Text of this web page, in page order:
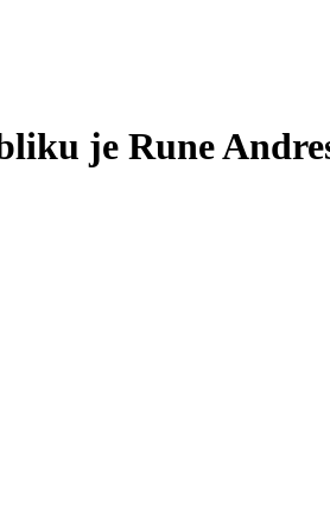
je Rune